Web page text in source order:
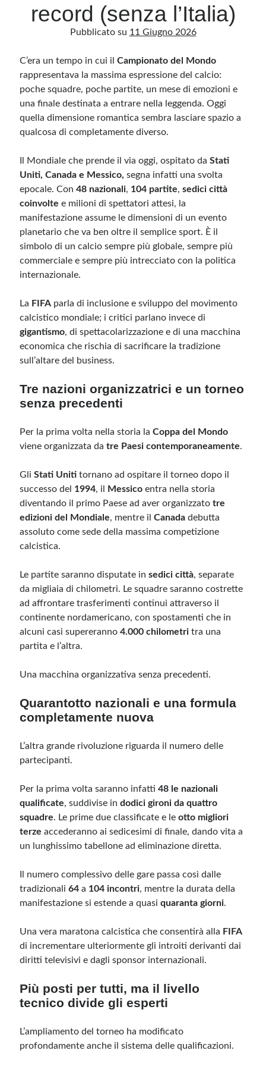
Archivi
Categorie
Questo blog non rappresenta una testata giornalistica, in quanto viene aggiornato
senza alcuna periodicità. Non può pertanto considerarsi un prodotto editoriale ai
sensi della legge n· 62 del 7.03.2001. L’autore non è responsabile di quanto
pubblicato dai lettori nei commenti ai vari post. Saranno comunque cancellati quelli
ritenuti offensivi o lesivi dell’immagine o dell’onorabilità di terzi, di genere spam,
razzisti o che contengano dati personali non conformi al rispetto delle norme sulla
privacy. Alcune immagini inserite in questo blog sono tratte da Internet e, pertanto,
considerate di pubblico dominio. Qualora la loro pubblicazione violasse eventuali
diritti d’autore, vi invito a comunicarlo via e-mail a info[at]dinovalle.it e saranno
tramite link né del loro contenuto, che può essere soggetto a variazioni nel tempo.
Accedi
Feed dei contenuti
Feed dei commenti
WordPress.org
record (senza l’Italia)
Pubblicato su 11 Giugno 2026
C’era un tempo in cui ilCampionato del Mondo
rappresentava la massima espressione del calcio:
poche squadre, poche partite, un mese di emozioni e
una finale destinata a entrare nella leggenda. Oggi
quella dimensione romantica sembra lasciare spazio a
qualcosa di completamente diverso.
Il Mondiale che prende il via oggi, ospitato daStati
Uniti, Canada e Messico, segna infatti una svolta
epocale. Con48 nazionali, 104 partite,sedici città
coinvolte e milioni di spettatori attesi, la
manifestazione assume le dimensioni di un evento
planetario che va ben oltre il semplice sport. È il
simbolo di un calcio sempre più globale, sempre più
commerciale e sempre più intrecciato con la politica
internazionale.
La FIFA parla di inclusione e sviluppo del movimento
calcistico mondiale; i critici parlano invece di
gigantismo, di spettacolarizzazione e di una macchina
economica che rischia di sacrificare la tradizione
sull’altare del business.
Tre nazioni organizzatrici e un torneo
senza precedenti
Per la prima volta nella storia laCoppa del Mondo
viene organizzata datre Paesi contemporaneamente.
GliStati Uniti tornano ad ospitare il torneo dopo il
successo del 1994, il Messico entra nella storia
diventando il primo Paese ad aver organizzatotre
edizioni del Mondiale, mentre ilCanada debutta
assoluto come sede della massima competizione
calcistica.
Le partite saranno disputate insedici città, separate
da migliaia di chilometri. Le squadre saranno costrette
ad affrontare trasferimenti continui attraverso il
continente nordamericano, con spostamenti che in
alcuni casi supereranno4.000 chilometri tra una
partita e l’altra.
Una macchina organizzativa senza precedenti.
Quarantotto nazionali e una formula
completamente nuova
L’altra grande rivoluzione riguarda il numero delle
partecipanti.
Per la prima volta saranno infatti48 le nazionali
qualificate, suddivise indodici gironi da quattro
squadre. Le prime due classificate e leotto migliori
terze accederanno ai sedicesimi di finale, dando vita a
un lunghissimo tabellone ad eliminazione diretta.
Il numero complessivo delle gare passa così dalle
tradizionali64 a 104 incontri, mentre la durata della
manifestazione si estende a quasiquaranta giorni.
Una vera maratona calcistica che consentirà alla FIFA
di incrementare ulteriormente gli introiti derivanti dai
diritti televisivi e dagli sponsor internazionali.
Più posti per tutti, ma il livello
tecnico divide gli esperti
L’ampliamento del torneo ha modificato
profondamente anche il sistema delle qualificazioni.